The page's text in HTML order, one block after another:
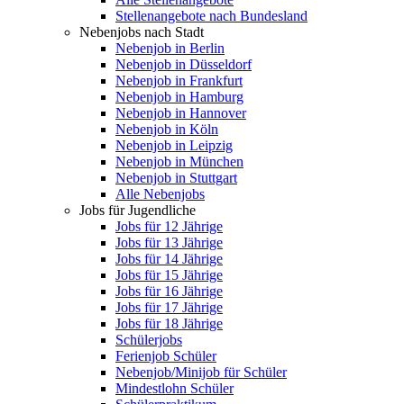
Stellenangebote nach Bundesland
Nebenjobs nach Stadt
Nebenjob in Berlin
Nebenjob in Düsseldorf
Nebenjob in Frankfurt
Nebenjob in Hamburg
Nebenjob in Hannover
Nebenjob in Köln
Nebenjob in Leipzig
Nebenjob in München
Nebenjob in Stuttgart
Alle Nebenjobs
Jobs für Jugendliche
Jobs für 12 Jährige
Jobs für 13 Jährige
Jobs für 14 Jährige
Jobs für 15 Jährige
Jobs für 16 Jährige
Jobs für 17 Jährige
Jobs für 18 Jährige
Schülerjobs
Ferienjob Schüler
Nebenjob/Minijob für Schüler
Mindestlohn Schüler